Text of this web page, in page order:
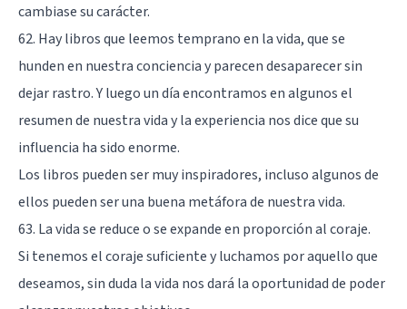
cambiase su carácter.
62. Hay libros que leemos temprano en la vida, que se
hunden en nuestra conciencia y parecen desaparecer sin
dejar rastro. Y luego un día encontramos en algunos el
resumen de nuestra vida y la experiencia nos dice que su
influencia ha sido enorme.
Los libros pueden ser muy inspiradores, incluso algunos de
ellos pueden ser una buena metáfora de nuestra vida.
63. La vida se reduce o se expande en proporción al coraje.
Si tenemos el coraje suficiente y luchamos por aquello que
deseamos, sin duda la vida nos dará la oportunidad de poder